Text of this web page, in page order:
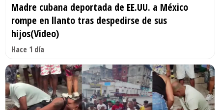
Madre cubana deportada de EE.UU. a México
rompe en llanto tras despedirse de sus
hijos(Video)
Hace 1 día